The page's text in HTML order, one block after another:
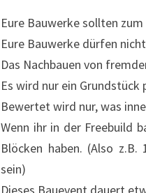
Eure Bauwerke sollten
Eure Bauwerke dürfen
Das Nachbauen von
Es wird nur ein
Bewertet wird nur, was
Wenn ihr in der Freebuild
Blöcken haben. (Also
sein)